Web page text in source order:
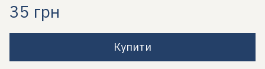
35 грн
Купити